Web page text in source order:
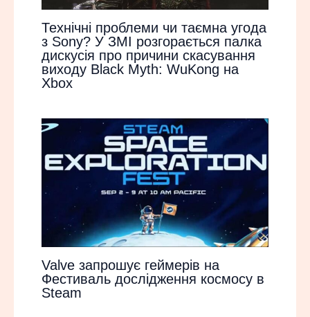
Технічні проблеми чи таємна угода
з Sony? У ЗМІ розгорається палка
дискусія про причини скасування
виходу Black Myth: WuKong на
Xbox
Valve запрошує геймерів на
Фестиваль дослідження космосу в
Steam